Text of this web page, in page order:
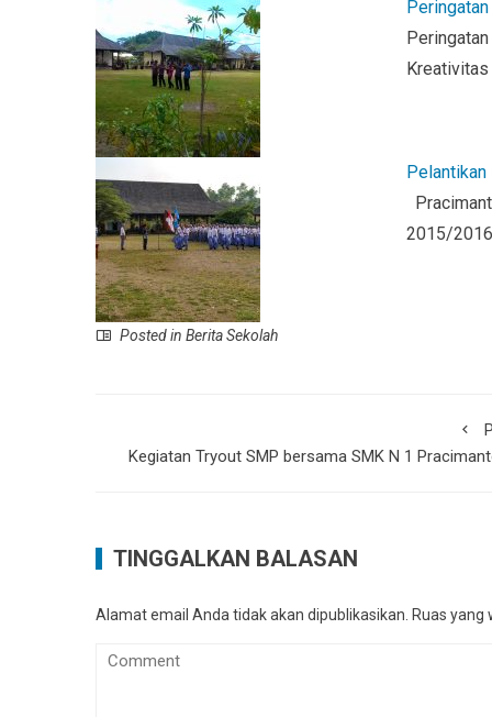
2015/
Posted in Berita Sekolah
Kegiatan Tryout SMP bersama SMK N 1
TINGGALKAN BALASAN
Alamat email Anda tidak akan dipublikasikan. Ruas yang